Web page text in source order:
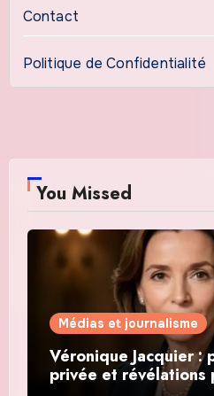
Contact
Politique de Confidentialité
You Missed
Médias et journalisme
Véronique Jacquier :
privée et révélations